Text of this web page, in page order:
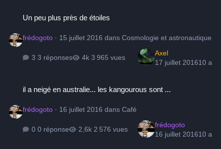
Un peu plus près de étoiles
frédogoto · 15 juillet 2016 dansCosmologie et astronautique
3 réponses 3 965 vues
Axel
17 juillet 201610 a
il a neigé en australie... les kangourous sont ...
frédogoto · 16 juillet 2016 dansCafé
0 réponse 2 576 vues
frédogoto
16 juillet 201610 a